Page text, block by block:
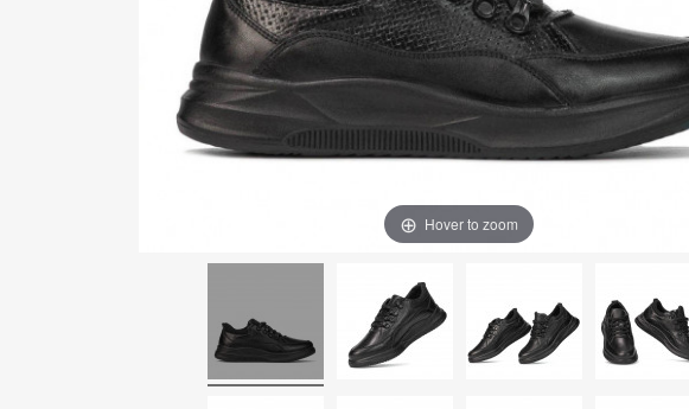
Hover to zoom